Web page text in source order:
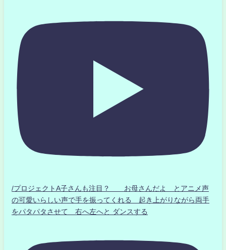
/プロジェクトA子さんも注目？ お母さんだよ とアニメ声
の可愛いらしい声で手を振ってくれる 起き上がりながら両手
をパタパタさせて 右へ左へと ダンスする